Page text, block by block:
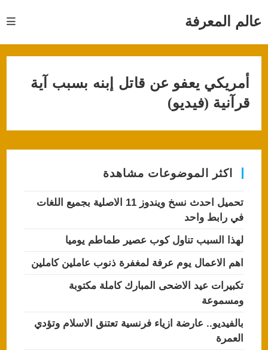
عالم المعرفة
أمريكي يعفو عن قاتل إبنه بسبب آية
قرآنية (فيديو)
اكثر الموضوعات مشاهدة
تحميل احدث نسخ ويندوز 11 الاصلية بجميع اللغات
في رابط واحد
لهذا السبب تناول كوب عصير طماطم يوميا
اهم الاعمال يوم عرفة لمغفرة ذنوب عاملين كاملين
تكبيرات عيد الاضحى المبارك كاملة مكتوبة
ومسموعة
بالفيديو.. عارضة ازياء فرنسية تعتنق الاسلام وتؤدي
العمرة